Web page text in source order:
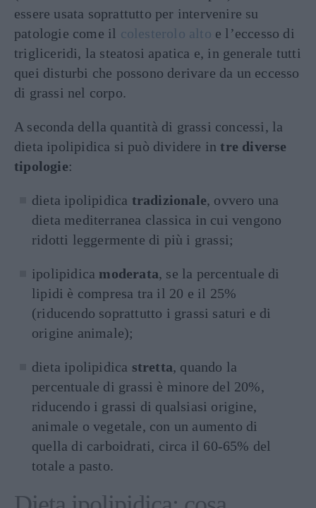
essere usata soprattutto per intervenire su
patologie come il colesterolo alto e l’eccesso di
trigliceridi, la steatosi apatica e, in generale tutti
quei disturbi che possono derivare da un eccesso
di grassi nel corpo.
A seconda della quantità di grassi concessi, la
dieta ipolipidica si può dividere intre diverse
tipologie:
dieta ipolipidica tradizionale, ovvero una
dieta mediterranea classica in cui vengono
ridotti leggermente di più i grassi;
ipolipidica moderata, se la percentuale di
lipidi è compresa tra il 20 e il 25%
(riducendo soprattutto i grassi saturi e di
origine animale);
dieta ipolipidica stretta, quando la
percentuale di grassi è minore del 20%,
riducendo i grassi di qualsiasi origine,
animale o vegetale, con un aumento di
quella di carboidrati, circa il 60-65% del
totale a pasto.